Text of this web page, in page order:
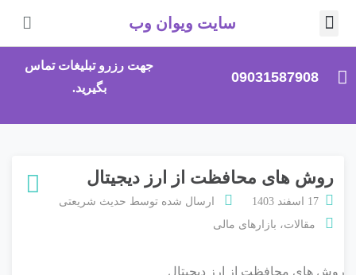
سایت ویوان وب
09031587908
جهت رزرو تبلیغات تماس
بگیرید.
روش های محافظت از ارز دیجیتال
17 اسفند 1403 ارسال شده توسط حدیث شریعتی
مقالات، بازارهای مالی